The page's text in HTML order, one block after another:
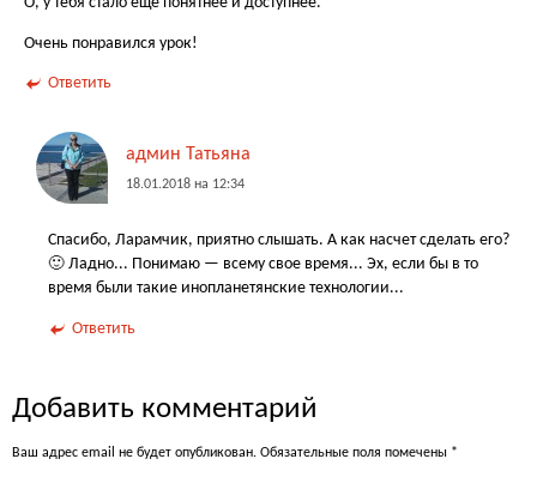
О, у тебя стало еще понятнее и доступнее.
Очень понравился урок!
Ответить
админ Татьяна
18.01.2018 на 12:34
Спасибо, Ларамчик, приятно слышать. А как насчет сделать его?
🙂 Ладно... Понимаю — всему свое время... Эх, если бы в то
время были такие инопланетянские технологии...
Ответить
Добавить комментарий
Ваш адрес email не будет опубликован. Обязательные поля помечены *